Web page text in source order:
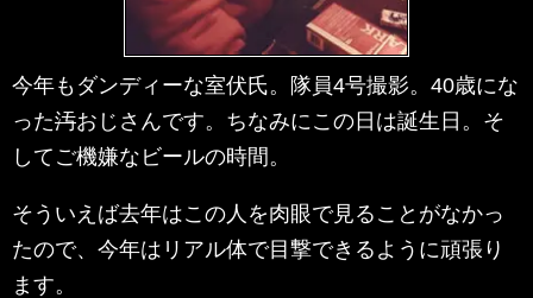
今年もダンディーな室伏氏。隊員4号撮影。40歳にな
った汚おじさんです。ちなみにこの日は誕生日。そ
してご機嫌なビールの時間。
そういえば去年はこの人を肉眼で見ることがなかっ
たので、今年はリアル体で目撃できるように頑張り
ます。